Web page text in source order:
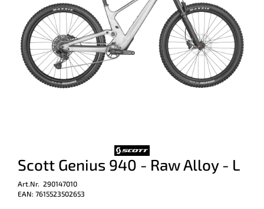
Scott Genius 940 - Raw Alloy - L
Art.Nr. 290147010
EAN: 7615523502653